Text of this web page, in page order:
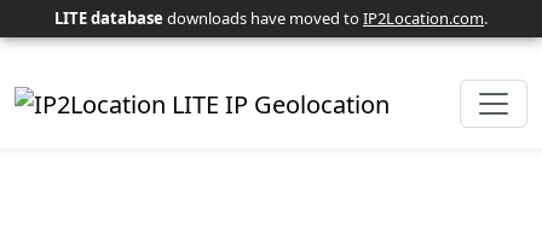
LITE database downloads have moved toIP2Location.com.